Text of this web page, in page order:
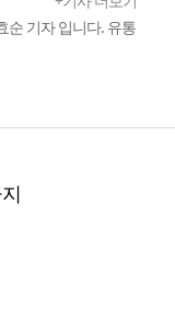
순 기자 입니다. 유통